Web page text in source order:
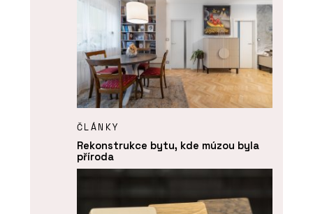
ČLÁNKY
Rekonstrukce bytu, kde múzou byla
příroda